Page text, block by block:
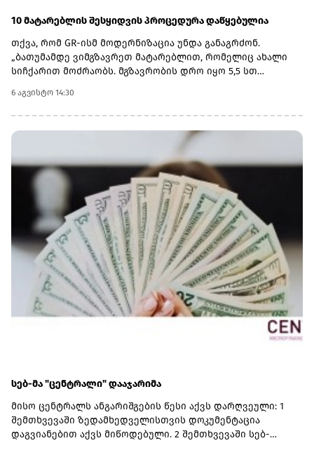
10 მატარებლის შესყიდვის პროცედურა დაწყებულია
თქვა, რომ GR-ისმ მოდერნიზაცია უნდა განაგრძონ.
„ბათუმამდე ვიმგზავრეთ მატარებლით, რომელიც ახალი
სიჩქარით მოძრაობს. მგზავრობის დრო იყო 5,5 სთ
ცვლილებები განხორციელდა. კიდევ ძალიან ბევრი რამ
არის დაგეგმილი, რაზეც საზოგადოებას პერიოდულად
ვაწვდიდით ინფორმაციას. ყველა რეფორმა სათანადო
ვადებში განხორციელდება“, - განაცხადა ირაკლი
კობახიძემ.მთავრობის ადმინისტრაციის ინფორმაციით,
გაუმჯობესდა GR-ის ინფრასტრუქტურა, სრულად
რეაბილიტირებულია ლიანდაგი, ცენტრალურ
მაგისტრალზე მოძრავი შემადგენლობებისთვის
შეზღუდვები მოიხსნა.რეაბილიტირებულია სამგზავრო
სადგურებიც. მატარებლები კაპიტალურად რემონტდება.
დაწყებულია 10 ახალი სამგზავრო მატარებლის შესყიდვის
პროცედურები.
6 აგვისტო 14:30
სებ-მა "ცენტრალი" დააჯარიმა
მისო ცენტრალს ანგარიშგების წესი აქვს დარღვეული: 1
შემთხვევაში ზედამხედველისთვის დოკუმენტაცია
დაგვიანებით აქვს მიწოდებული. 2 შემთხვევაში სებ-